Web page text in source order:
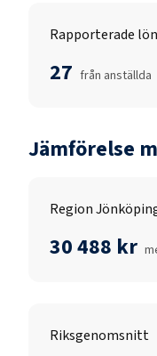
Rapporterade
27 från anställda
Jämförelse
Region
30 488 kr
Riksgenomsnitt